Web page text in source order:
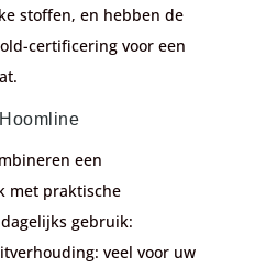
stoffen, en hebben de
certificering voor een
een
met praktische
gebruik:
veel voor uw